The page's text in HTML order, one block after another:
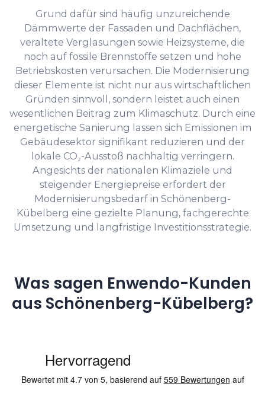
Grund dafür sind häufig unzureichende
Dämmwerte der Fassaden und Dachflächen,
veraltete Verglasungen sowie Heizsysteme, die
noch auf fossile Brennstoffe setzen und hohe
Betriebskosten verursachen. Die Modernisierung
dieser Elemente ist nicht nur aus wirtschaftlichen
Gründen sinnvoll, sondern leistet auch einen
wesentlichen Beitrag zum Klimaschutz. Durch eine
energetische Sanierung lassen sich Emissionen im
Gebäudesektor signifikant reduzieren und der
lokale CO₂-Ausstoß nachhaltig verringern.
Angesichts der nationalen Klimaziele und
steigender Energiepreise erfordert der
Modernisierungsbedarf in Schönenberg-
Kübelberg eine gezielte Planung, fachgerechte
Umsetzung und langfristige Investitionsstrategie.
Was sagen Enwendo-Kunden
aus Schönenberg-Kübelberg?